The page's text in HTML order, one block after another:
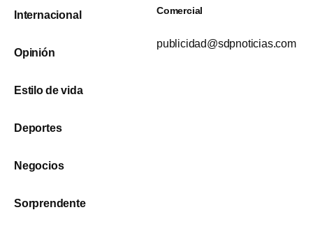
Internacional
Opinión
Estilo de vida
Deportes
Negocios
Sorprendente
Comercial
publicidad@sdpnoticias.com